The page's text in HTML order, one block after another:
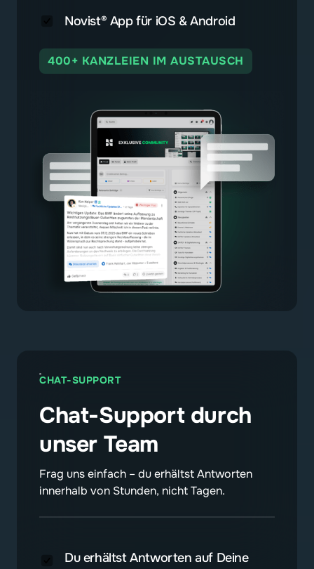
Novist® App für iOS & Android
400+ KANZLEIEN IM AUSTAUSCH
CHAT-SUPPORT
Chat-Support durch
unser Team
Frag uns einfach – du erhältst Antworten
innerhalb von Stunden, nicht Tagen.
Du erhältst Antworten auf Deine